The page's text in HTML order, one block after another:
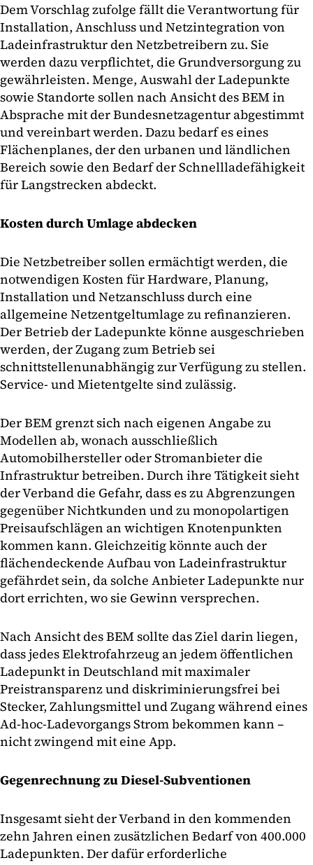
Dem Vorschlag zufolge fällt die Verantwortung für
Installation, Anschluss und Netzintegration von
Ladeinfrastruktur den Netzbetreibern zu. Sie
werden dazu verpflichtet, die Grundversorgung zu
gewährleisten. Menge, Auswahl der Ladepunkte
sowie Standorte sollen nach Ansicht des BEM in
Absprache mit der Bundesnetzagentur abgestimmt
und vereinbart werden. Dazu bedarf es eines
Flächenplanes, der den urbanen und ländlichen
Bereich sowie den Bedarf der Schnellladefähigkeit
für Langstrecken abdeckt.
Kosten durch Umlage abdecken
Die Netzbetreiber sollen ermächtigt werden, die
notwendigen Kosten für Hardware, Planung,
Installation und Netzanschluss durch eine
allgemeine Netzentgeltumlage zu refinanzieren.
Der Betrieb der Ladepunkte könne ausgeschrieben
werden, der Zugang zum Betrieb sei
schnittstellenunabhängig zur Verfügung zu stellen.
Service- und Mietentgelte sind zulässig.
Der BEM grenzt sich nach eigenen Angabe zu
Modellen ab, wonach ausschließlich
Automobilhersteller oder Stromanbieter die
Infrastruktur betreiben. Durch ihre Tätigkeit sieht
der Verband die Gefahr, dass es zu Abgrenzungen
gegenüber Nichtkunden und zu monopolartigen
Preisaufschlägen an wichtigen Knotenpunkten
kommen kann. Gleichzeitig könnte auch der
flächendeckende Aufbau von Ladeinfrastruktur
gefährdet sein, da solche Anbieter Ladepunkte nur
dort errichten, wo sie Gewinn versprechen.
Nach Ansicht des BEM sollte das Ziel darin liegen,
dass jedes Elektrofahrzeug an jedem öffentlichen
Ladepunkt in Deutschland mit maximaler
Preistransparenz und diskriminierungsfrei bei
Stecker, Zahlungsmittel und Zugang während eines
Ad-hoc-Ladevorgangs Strom bekommen kann –
nicht zwingend mit eine App.
Gegenrechnung zu Diesel-Subventionen
Insgesamt sieht der Verband in den kommenden
zehn Jahren einen zusätzlichen Bedarf von 400.000
Ladepunkten. Der dafür erforderliche